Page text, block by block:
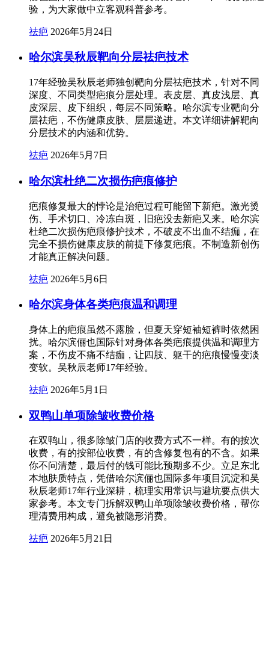
验，为大家做中立客观科普参考。
祛疤 2026年5月24日
哈尔滨吴秋辰靶向分层祛疤技术
17年经验吴秋辰老师独创靶向分层祛疤技术，针对不同
深度、不同类型疤痕分层处理。表皮层、真皮浅层、真
皮深层、皮下组织，每层不同策略。哈尔滨专业靶向分
层祛疤，不伤健康皮肤、层层递进。本文详细讲解靶向
分层技术的内涵和优势。
祛疤 2026年5月7日
哈尔滨杜绝二次损伤疤痕修护
疤痕修复最大的悖论是治疤过程可能留下新疤。激光烫
伤、手术切口、冷冻白斑，旧疤没去新疤又来。哈尔滨
杜绝二次损伤疤痕修护技术，不破皮不出血不结痂，在
完全不损伤健康皮肤的前提下修复疤痕。不制造新创伤
才能真正解决问题。
祛疤 2026年5月6日
哈尔滨身体各类疤痕温和调理
身体上的疤痕虽然不露脸，但夏天穿短袖短裤时依然困
扰。哈尔滨俪也国际针对身体各类疤痕提供温和调理方
案，不伤皮不痛不结痂，让四肢、躯干的疤痕慢慢变淡
变软。吴秋辰老师17年经验。
祛疤 2026年5月1日
双鸭山单项除皱收费价格
在双鸭山，很多除皱门店的收费方式不一样。有的按次
收费，有的按部位收费，有的含修复包有的不含。如果
你不问清楚，最后付的钱可能比预期多不少。立足东北
本地肤质特点，凭借哈尔滨俪也国际多年项目沉淀和吴
秋辰老师17年行业深耕，梳理实用常识与避坑要点供大
家参考。本文专门拆解双鸭山单项除皱收费价格，帮你
理清费用构成，避免被隐形消费。
祛疤 2026年5月21日